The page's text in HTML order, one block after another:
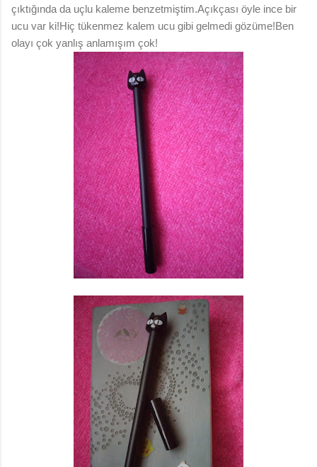
çıktığında da uçlu kaleme benzetmiştim.Açıkçası öyle ince bir
ucu var ki!Hiç tükenmez kalem ucu gibi gelmedi gözüme!Ben
olayı çok yanlış anlamışım çok!